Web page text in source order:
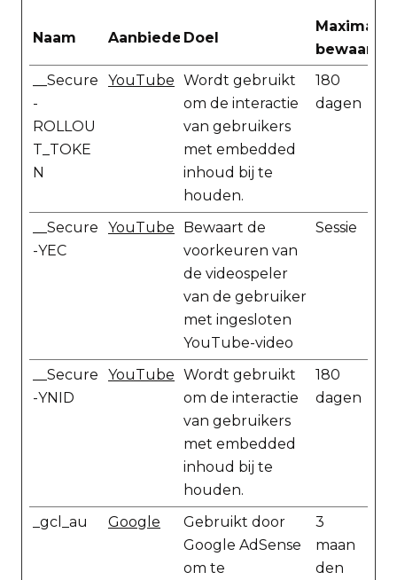
Naam AanbiederDoel
Maximale
__Secure
-
ROLLOU
T_TOKE
N
YouTube Wordt gebruikt
om de interactie
van gebruikers
met embedded
inhoud bij te
houden.
180
dagen
__Secure
-YEC
YouTube
Bewaart de
voorkeuren van
de videospeler
van de gebruiker
met ingesloten
YouTube-video
Sessie
__Secure
-YNID
YouTube Wordt gebruikt
om de interactie
van gebruikers
met embedded
inhoud bij te
houden.
180
dagen
_gcl_au Google
Gebruikt door
Google AdSense
om te
3
maan
den